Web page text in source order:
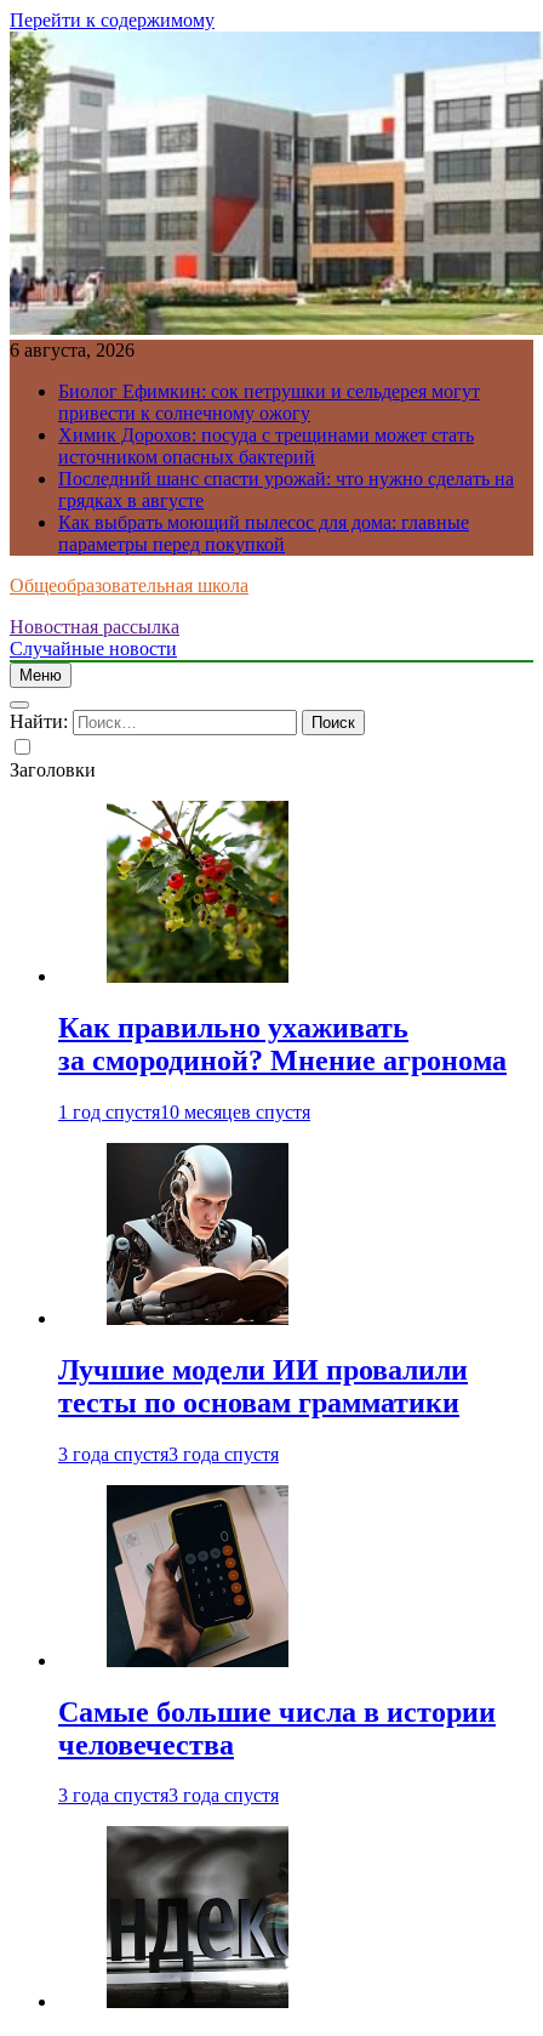
Перейти к содержимому
6 августа, 2026
Биолог Ефимкин: сок петрушки и сельдерея могут
привести к солнечному ожогу
Химик Дорохов: посуда с трещинами может стать
источником опасных бактерий
Последний шанс спасти урожай: что нужно сделать на
грядках в августе
Как выбрать моющий пылесос для дома: главные
параметры перед покупкой
Общеобразовательная школа
Новостная рассылка
Случайные новости
Меню
Найти:
Заголовки
Как правильно ухаживать
за смородиной? Мнение агронома
1 год спустя10 месяцев спустя
Лучшие модели ИИ провалили
тесты по основам грамматики
3 года спустя3 года спустя
Самые большие числа в истории
человечества
3 года спустя3 года спустя